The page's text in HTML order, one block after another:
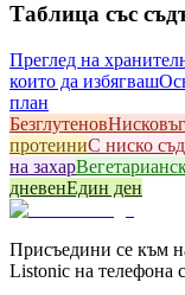
Таблица със
Преглед на
които да избягваш
план
Безглутенов
протеиниС ниско
на захар
дневенЕдин ден
Присъедини се към
Listonic на телефона